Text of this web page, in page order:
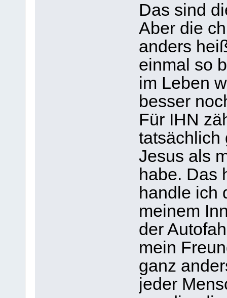
Das sind
Aber die
anders
einmal so
im Leben
besser
Für IHN
tatsächlich
Jesus als
habe. Das
handle ich
meinem
der
mein
ganz
jeder